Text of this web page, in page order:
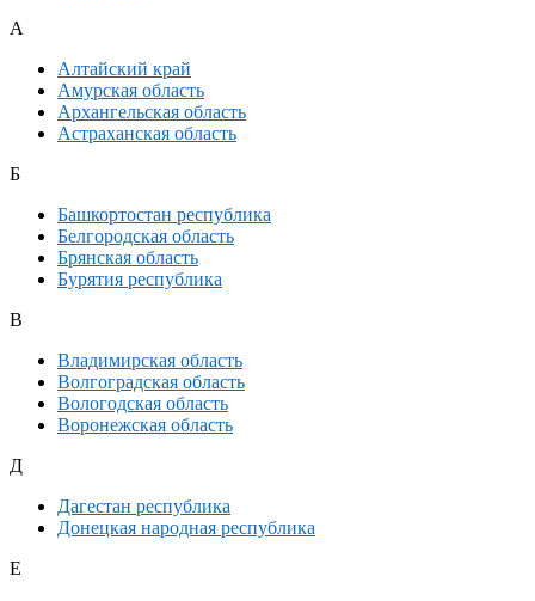
А
Алтайский край
Амурская область
Архангельская область
Астраханская область
Б
Башкортостан республика
Белгородская область
Брянская область
Бурятия республика
В
Владимирская область
Волгоградская область
Вологодская область
Воронежская область
Д
Дагестан республика
Донецкая народная республика
Е